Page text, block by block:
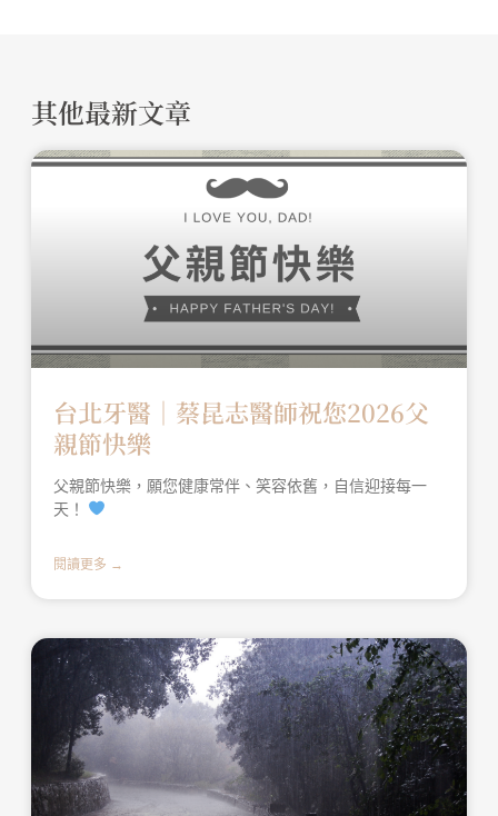
其他最新文章
台北牙醫│蔡昆志醫師祝您2026父
親節快樂
父親節快樂，願您健康常伴、笑容依舊，自信迎接每一
天！
閱讀更多 →